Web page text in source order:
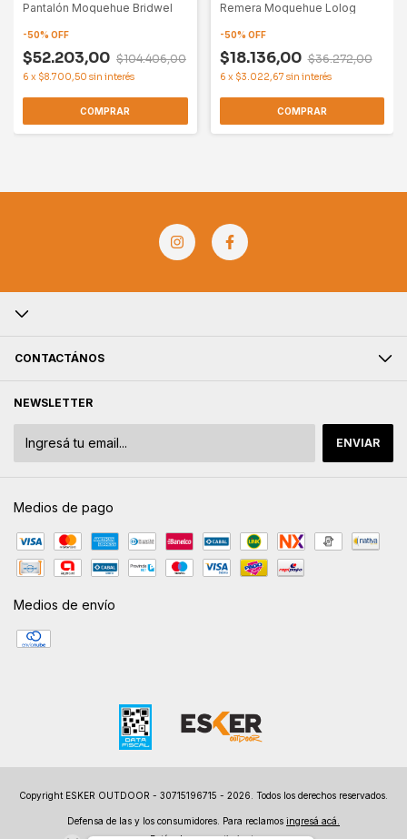
Pantalón Moquehue Bridwel
-50% OFF
$52.203,00 $104.406,00
6 x $8.700,50 sin interés
COMPRAR
Remera Moquehue Lolog
-50% OFF
$18.136,00 $36.272,00
6 x $3.022,67 sin interés
COMPRAR
CONTACTÁNOS
NEWSLETTER
Medios de pago
Medios de envío
Copyright ESKER OUTDOOR - 30715196715 - 2026. Todos los derechos reservados.
Defensa de las y los consumidores. Para reclamos ingresá acá.